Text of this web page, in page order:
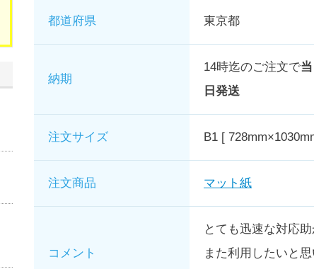
都道府県 東京都
納期
14時迄のご注文で当
日発送
注文サイズ B1 [
注文商品 マット紙
コメント
とても迅速な対応助
また利用したいと思